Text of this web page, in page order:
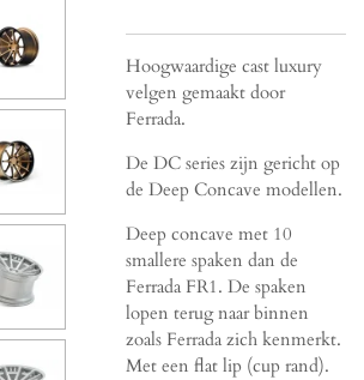
Hoogwaardige cast luxury
velgen gemaakt door
Ferrada.
De DC series zijn gericht op
de Deep Concave modellen.
Deep concave met 10
smallere spaken dan de
Ferrada FR1. De spaken
lopen terug naar binnen
zoals Ferrada zich kenmerkt.
Met een flat lip (cup rand).